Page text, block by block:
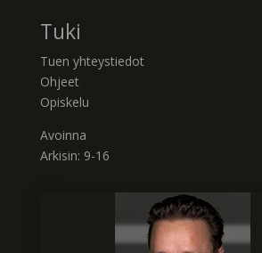
Tuki
Tuen yhteystiedot
Ohjeet
Opiskelu
Avoinna
Arkisin: 9-16